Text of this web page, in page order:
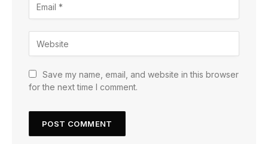
Save my name, email, and website in this browser
for the next time I comment.